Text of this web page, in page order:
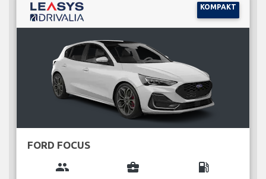
KOMPAKT
FORD FOCUS
group business_center local_gas_station